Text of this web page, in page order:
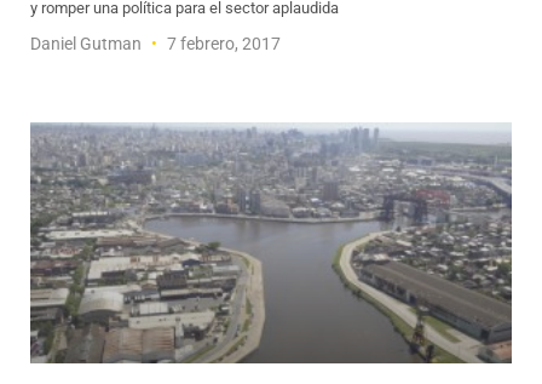
y romper una política para el sector aplaudida
Daniel Gutman 7 febrero, 2017